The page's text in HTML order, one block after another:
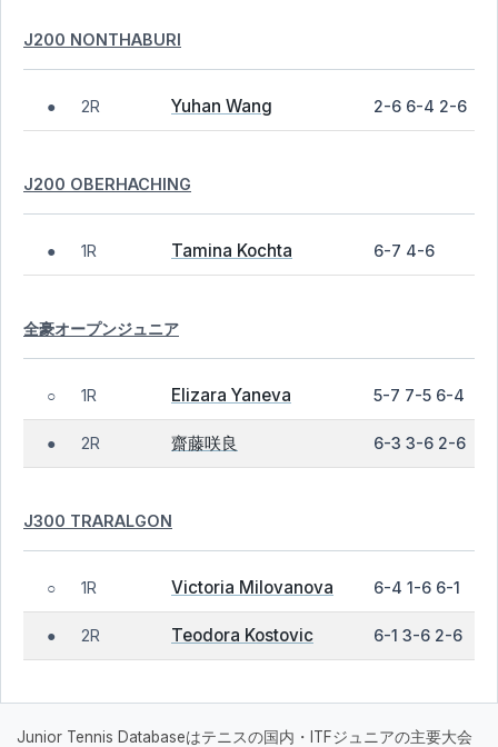
J200 NONTHABURI
● 2R Yuhan Wang 2-6 6-4 2-6
J200 OBERHACHING
● 1R Tamina Kochta 6-7 4-6
全豪オープンジュニア
○ 1R Elizara Yaneva 5-7 7-5 6-4
● 2R 齋藤咲良 6-3 3-6 2-6
J300 TRARALGON
○ 1R Victoria Milovanova 6-4 1-6 6-1
● 2R Teodora Kostovic 6-1 3-6 2-6
Junior Tennis Databaseはテニスの国内・ITFジュニアの主要大会